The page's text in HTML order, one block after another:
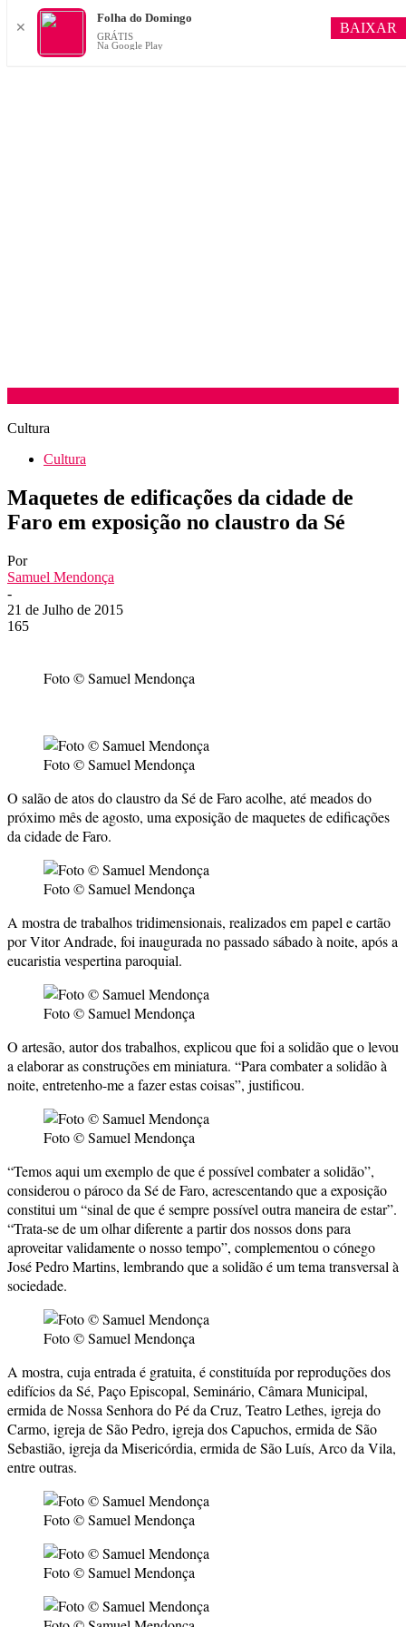
Cultura
Cultura
Maquetes de edificações da cidade de
Faro em exposição no claustro da Sé
Por
Samuel Mendonça
-
21 de Julho de 2015
165
Foto © Samuel Mendonça
Foto © Samuel Mendonça
O salão de atos do claustro da Sé de Faro acolhe, até meados do
próximo mês de agosto, uma exposição de maquetes de edificações
da cidade de Faro.
Foto © Samuel Mendonça
A mostra de trabalhos tridimensionais, realizados em papel e cartão
por Vitor Andrade, foi inaugurada no passado sábado à noite, após a
eucaristia vespertina paroquial.
Foto © Samuel Mendonça
O artesão, autor dos trabalhos, explicou que foi a solidão que o levou
a elaborar as construções em miniatura. “Para combater a solidão à
noite, entretenho-me a fazer estas coisas”, justificou.
Foto © Samuel Mendonça
“Temos aqui um exemplo de que é possível combater a solidão”,
considerou o pároco da Sé de Faro, acrescentando que a exposição
constitui um “sinal de que é sempre possível outra maneira de estar”.
“Trata-se de um olhar diferente a partir dos nossos dons para
aproveitar validamente o nosso tempo”, complementou o cónego
José Pedro Martins, lembrando que a solidão é um tema transversal à
sociedade.
Foto © Samuel Mendonça
A mostra, cuja entrada é gratuita, é constituída por reproduções dos
edifícios da Sé, Paço Episcopal, Seminário, Câmara Municipal,
ermida de Nossa Senhora do Pé da Cruz, Teatro Lethes, igreja do
Carmo, igreja de São Pedro, igreja dos Capuchos, ermida de São
Sebastião, igreja da Misericórdia, ermida de São Luís, Arco da Vila,
entre outras.
Foto © Samuel Mendonça
Foto © Samuel Mendonça
✕
Folha do Domingo
GRÁTIS
Na Google Play
BAIXAR